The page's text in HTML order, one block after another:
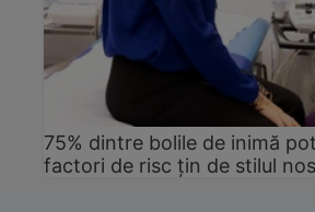
75% dintre bolile de inimă
factori de risc țin de stilul